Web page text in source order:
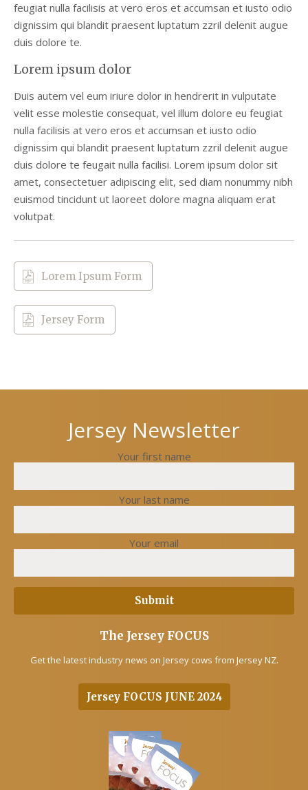
feugiat nulla facilisis at vero eros et accumsan et iusto odio
dignissim qui blandit praesent luptatum zzril delenit augue
duis dolore te.
Lorem ipsum dolor
Duis autem vel eum iriure dolor in hendrerit in vulputate
velit esse molestie consequat, vel illum dolore eu feugiat
nulla facilisis at vero eros et accumsan et iusto odio
dignissim qui blandit praesent luptatum zzril delenit augue
duis dolore te feugait nulla facilisi. Lorem ipsum dolor sit
amet, consectetuer adipiscing elit, sed diam nonummy nibh
euismod tincidunt ut laoreet dolore magna aliquam erat
volutpat.
Lorem Ipsum Form
Jersey Form
Previous
post
Jersey Newsletter
Your first name
Your last name
Your email
The Jersey FOCUS
Get the latest industry news on Jersey cows from Jersey NZ.
Jersey FOCUS JUNE 2024